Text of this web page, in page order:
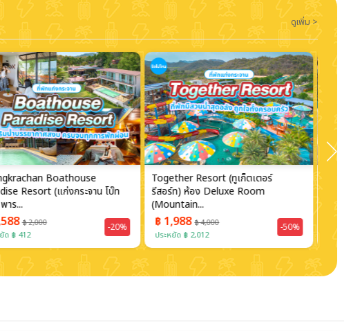
ดูเพิ่ม >
Resort (ทูเก็ตเตอร์
ท) ห้อง Deluxe Room
฿ 4,000
ด ฿ 2,012
-50%
Harmony Resort Kaeng krachan
(ฮาโมนี่ รีสอร์ท แก่งกระจาน) ห้อง Pr...
฿ 1,388฿ 2,800
ประหยัด ฿ 1,412
-50%
ท่าน...
฿
ประ